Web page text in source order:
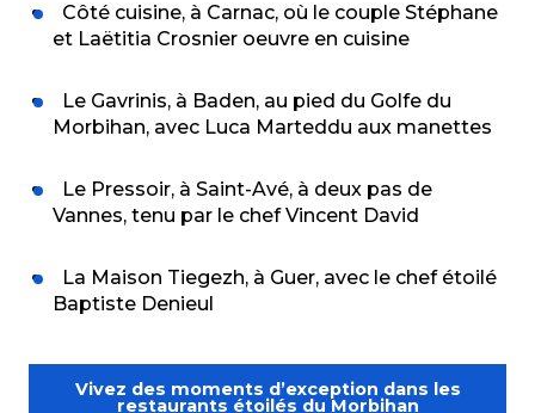
Côté cuisine, à Carnac, où le couple Stéphane
et Laëtitia Crosnier oeuvre en cuisine
Le Gavrinis, à Baden, au pied du Golfe du
Morbihan, avec Luca Marteddu aux manettes
Le Pressoir, à Saint-Avé, à deux pas de
Vannes, tenu par le chef Vincent David
La Maison Tiegezh, à Guer, avec le chef étoilé
Baptiste Denieul
Vivez des moments d’exception dans les
restaurants étoilés du Morbihan